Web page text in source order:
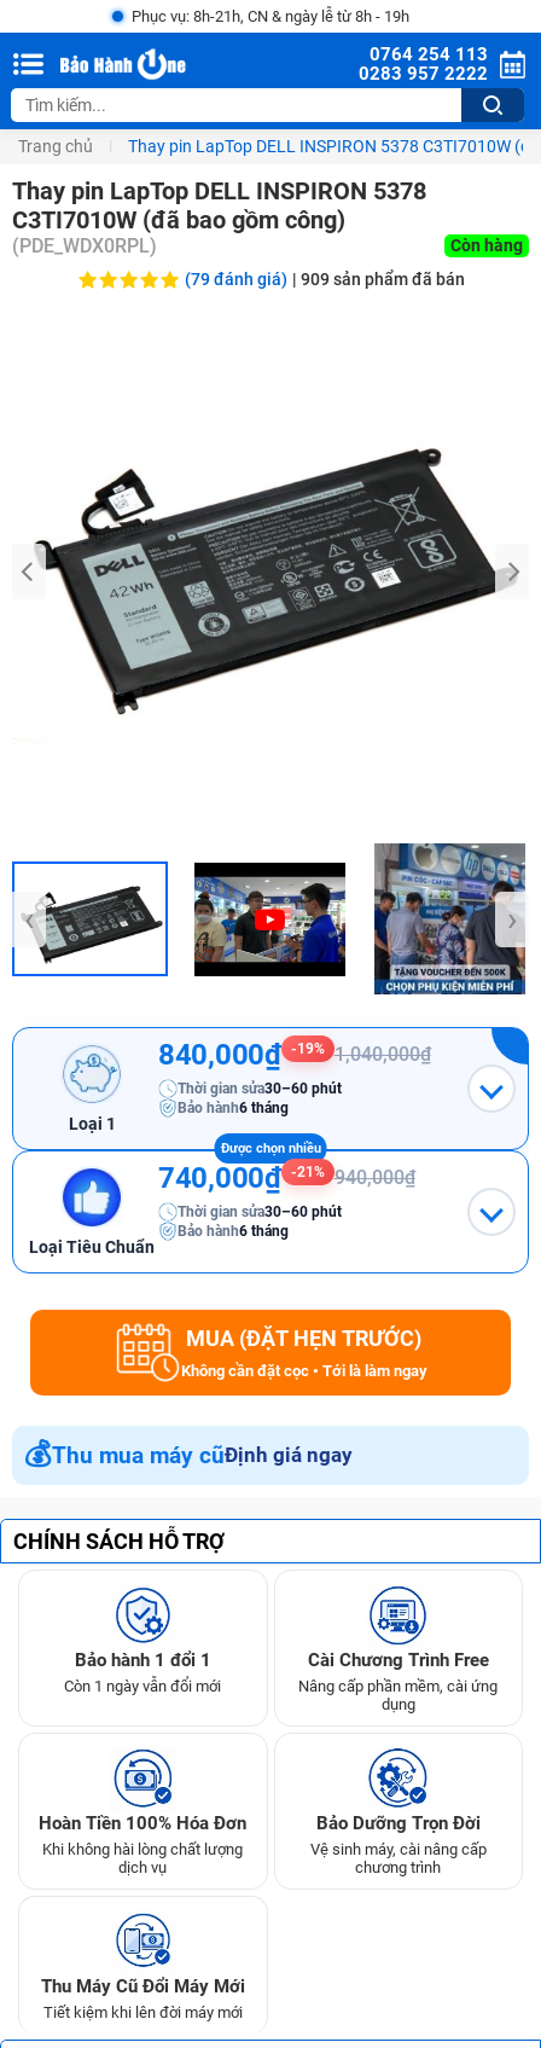
Phục vụ: 8h-21h, CN & ngày lễ từ 8h - 19h
0764 254 113
0283 957 2222
Trang chủ Thay pin LapTop DELL INSPIRON 5378 C3TI7010W
Thay pin LapTop DELL INSPIRON 5378
C3TI7010W (đã bao gồm công)
(PDE_WDX0RPL)
Còn hàng
(79 đánh giá) | 909sản phẩm đã bán
‹ ›
Loại 1
840,000₫ -19% 1,040,000₫
Thời gian sửa30–60 phút
Bảo hành6 tháng
Loại Tiêu Chuẩn
740,000₫ -21% 940,000₫
Thời gian sửa30–60 phút
Bảo hành6 tháng
MUA (ĐẶT HẸN TRƯỚC)
Không cần đặt cọc • Tới là làm ngay
💰Thu mua máy cũĐịnh giá ngay
CHÍNH SÁCH HỖ TRỢ
Bảo hành 1 đổi 1
Còn 1 ngày vẫn đổi mới
Cài Chương Trình Free
Nâng cấp phần mềm, cài ứng
dụng
Hoàn Tiền 100% Hóa Đơn
Khi không hài lòng chất lượng
dịch vụ
Bảo Dưỡng Trọn Đời
Vệ sinh máy, cài nâng cấp
chương trình
Thu Máy Cũ Đổi Máy Mới
Tiết kiệm khi lên đời máy mới